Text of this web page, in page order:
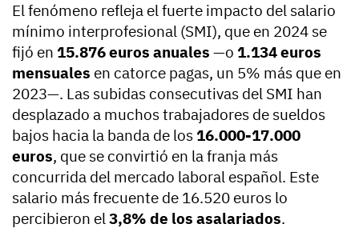
El fenómeno refleja el fuerte impacto del salario
mínimo interprofesional (SMI), que en 2024 se
fijó en 15.876 euros anuales —o 1.134 euros
mensuales en catorce pagas, un 5% más que en
2023—. Las subidas consecutivas del SMI han
desplazado a muchos trabajadores de sueldos
bajos hacia la banda de los 16.000-17.000
euros, que se convirtió en la franja más
concurrida del mercado laboral español. Este
salario más frecuente de 16.520 euros lo
percibieron el3,8% de los asalariados.